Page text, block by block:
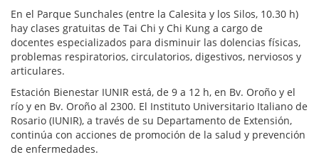
En el Parque Sunchales (entre la Calesita y los Silos, 10.30 h)
hay clases gratuitas de Tai Chi y Chi Kung a cargo de
docentes especializados para disminuir las dolencias físicas,
problemas respiratorios, circulatorios, digestivos, nerviosos y
articulares.
Estación Bienestar IUNIR está, de 9 a 12 h, en Bv. Oroño y el
río y en Bv. Oroño al 2300. El Instituto Universitario Italiano de
Rosario (IUNIR), a través de su Departamento de Extensión,
continúa con acciones de promoción de la salud y prevención
de enfermedades.